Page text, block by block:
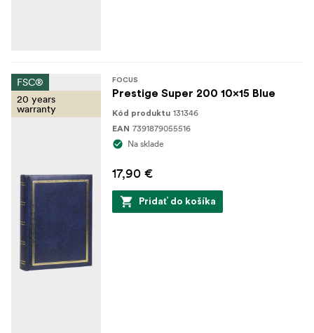
FSC®
20 years
warranty
FOCUS
Prestige Super 200 10x15 Blue
Kód produktu 131346
EAN 7391879055516
Na sklade
17,90 €
Pridať do košíka